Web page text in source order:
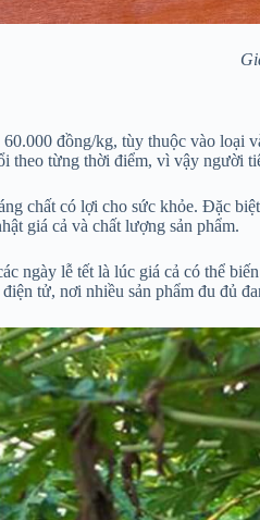
đồng/kg, tùy thuộc vào
theo từng thời điểm, vì vậy người
chất có lợi cho sức khỏe. Đặc
giá cả và chất lượng sản phẩm.
ngày lễ tết là lúc giá cả có thể
tử, nơi nhiều sản phẩm đu đủ